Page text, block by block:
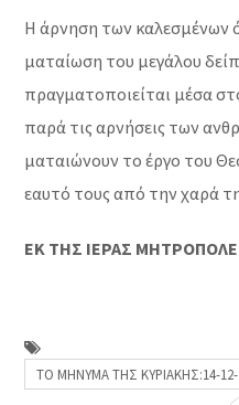
Η άρνηση των καλεσμένων
ματαίωση του μεγάλου
πραγματοποιείται μέσα
παρά τις αρνήσεις των
ματαιώνουν το έργο του
εαυτό τους από την χαρά
ΕΚ ΤΗΣ ΙΕΡΑΣ
ΤΟ ΜΗΝΥΜΑ ΤΗΣ ΚΥΡΙΑΚΗΣ:14-12-